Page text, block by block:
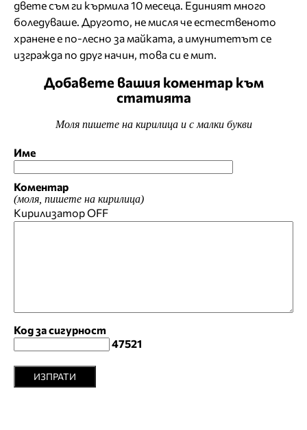
двете съм ги кърмила 10 месеца. Единият много
боледуваше. Другото, не мисля че естественото
хранене е по-лесно за майката, а имунитетът се
изгражда по друг начин, това си е мит.
Добавете вашия коментар към
статията
Моля пишете на кирилица и с малки букви
Име
Коментар
(моля, пишете на кирилица)
КирилизаторOFF
Код за сигурност
47521
ИЗПРАТИ